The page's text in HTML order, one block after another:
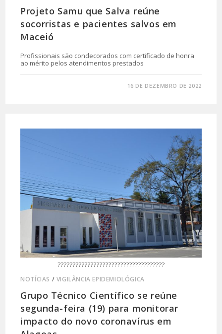
Projeto Samu que Salva reúne
socorristas e pacientes salvos em
Maceió
Profissionais são condecorados com certificado de honra
ao mérito pelos atendimentos prestados
16 DE DEZEMBRO DE 2022
????????????????????????????????????
NOTÍCIAS / VIGILÂNCIA EPIDEMIOLÓGICA
Grupo Técnico Científico se reúne
segunda-feira (19) para monitorar
impacto do novo coronavírus em